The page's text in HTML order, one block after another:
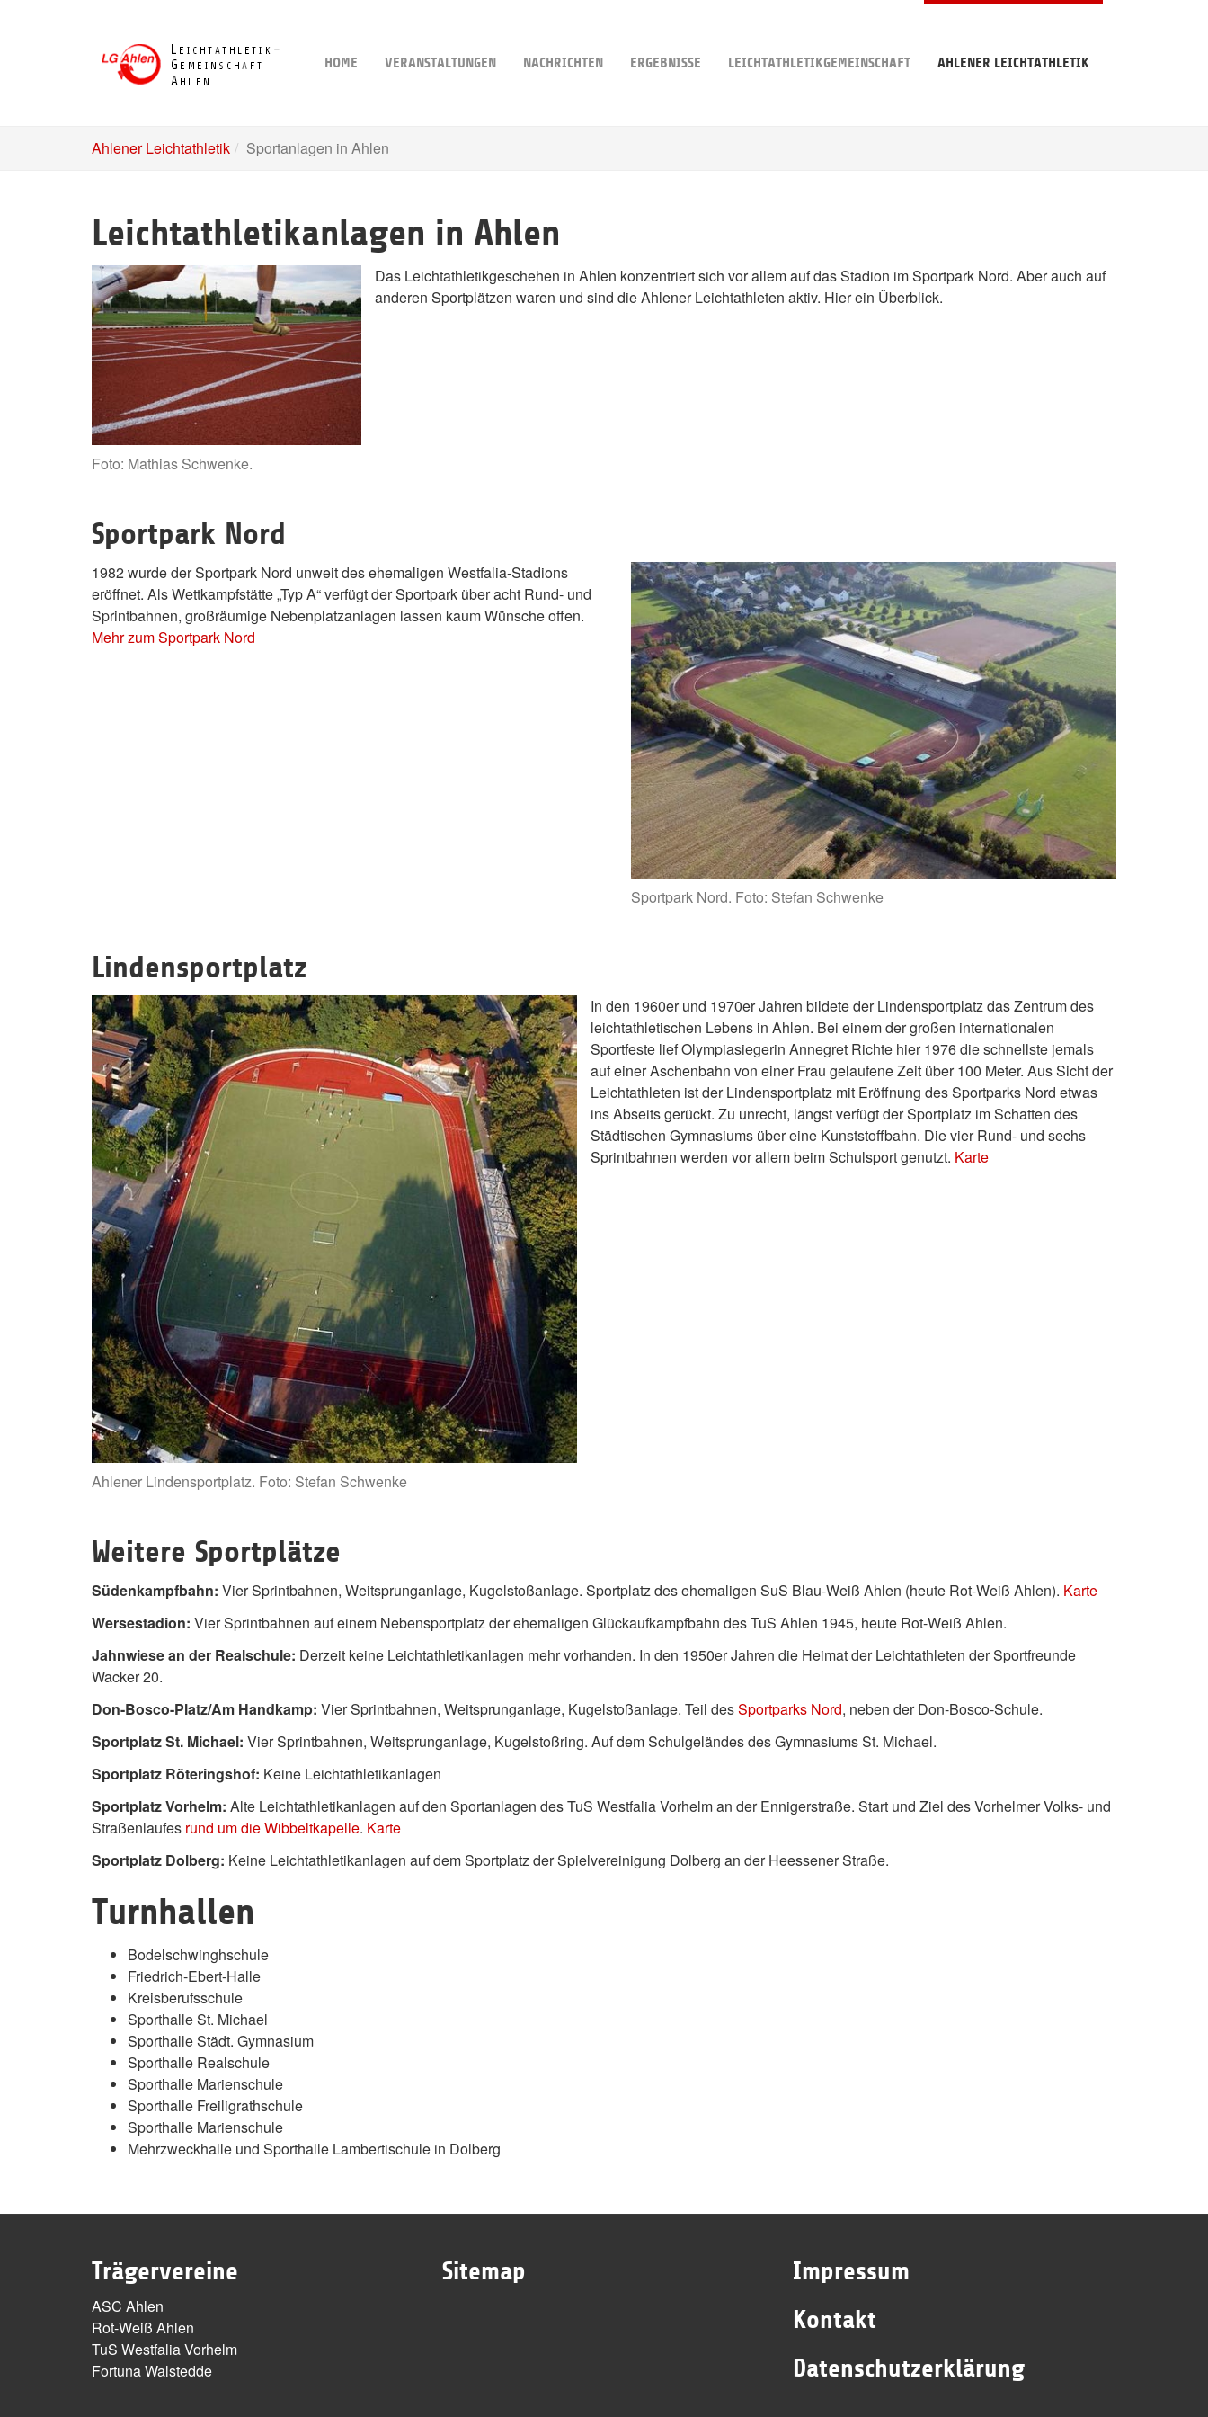
HOME VERANSTALTUNGEN NACHRICHTEN ERGEBNISSE LEICHTATHLETIKGEMEINSCHAFT AHLENER LEICHTATHLETIK
Ahlener Leichtathletik Sportanlagen in Ahlen
Leichtathletikanlagen in Ahlen
Foto: Mathias Schwenke.
Das Leichtathletikgeschehen in Ahlen konzentriert sich vor allem auf das Stadion im Sportpark Nord. Aber auch auf
anderen Sportplätzen waren und sind die Ahlener Leichtathleten aktiv. Hier ein Überblick.
Sportpark Nord
Sportpark Nord. Foto: Stefan Schwenke
1982 wurde der Sportpark Nord unweit des ehemaligen Westfalia-Stadions
eröffnet. Als Wettkampfstätte „Typ A“ verfügt der Sportpark über acht Rund- und
Sprintbahnen, großräumige Nebenplatzanlagen lassen kaum Wünsche offen.
Mehr zum Sportpark Nord
Lindensportplatz
Ahlener Lindensportplatz. Foto: Stefan Schwenke
In den 1960er und 1970er Jahren bildete der Lindensportplatz das Zentrum des
leichtathletischen Lebens in Ahlen. Bei einem der großen internationalen
Sportfeste lief Olympiasiegerin Annegret Richte hier 1976 die schnellste jemals
auf einer Aschenbahn von einer Frau gelaufene Zeit über 100 Meter. Aus Sicht der
Leichtathleten ist der Lindensportplatz mit Eröffnung des Sportparks Nord etwas
ins Abseits gerückt. Zu unrecht, längst verfügt der Sportplatz im Schatten des
Städtischen Gymnasiums über eine Kunststoffbahn. Die vier Rund- und sechs
Sprintbahnen werden vor allem beim Schulsport genutzt. Karte
Weitere Sportplätze
Südenkampfbahn: Vier Sprintbahnen, Weitsprunganlage, Kugelstoßanlage. Sportplatz des ehemaligen SuS Blau-Weiß Ahlen (heute Rot-Weiß Ahlen). Karte
Wersestadion: Vier Sprintbahnen auf einem Nebensportplatz der ehemaligen Glückaufkampfbahn des TuS Ahlen 1945, heute Rot-Weiß Ahlen.
Jahnwiese an der Realschule: Derzeit keine Leichtathletikanlagen mehr vorhanden. In den 1950er Jahren die Heimat der Leichtathleten der Sportfreunde
Wacker 20.
Don-Bosco-Platz/Am Handkamp: Vier Sprintbahnen, Weitsprunganlage, Kugelstoßanlage. Teil desSportparks Nord, neben der Don-Bosco-Schule.
Sportplatz St. Michael: Vier Sprintbahnen, Weitsprunganlage, Kugelstoßring. Auf dem Schulgeländes des Gymnasiums St. Michael.
Sportplatz Röteringshof: Keine Leichtathletikanlagen
Sportplatz Vorhelm: Alte Leichtathletikanlagen auf den Sportanlagen des TuS Westfalia Vorhelm an der Ennigerstraße. Start und Ziel des Vorhelmer Volks- und
Straßenlaufes rund um die Wibbeltkapelle. Karte
Sportplatz Dolberg: Keine Leichtathletikanlagen auf dem Sportplatz der Spielvereinigung Dolberg an der Heessener Straße.
Turnhallen
Bodelschwinghschule
Friedrich-Ebert-Halle
Kreisberufsschule
Sporthalle St. Michael
Sporthalle Städt. Gymnasium
Sporthalle Realschule
Sporthalle Marienschule
Sporthalle Freiligrathschule
Sporthalle Marienschule
Mehrzweckhalle und Sporthalle Lambertischule in Dolberg
Trägervereine
ASC Ahlen
Rot-Weiß Ahlen
TuS Westfalia Vorhelm
Fortuna Walstedde
Sitemap
Impressum
Kontakt
Datenschutzerklärung